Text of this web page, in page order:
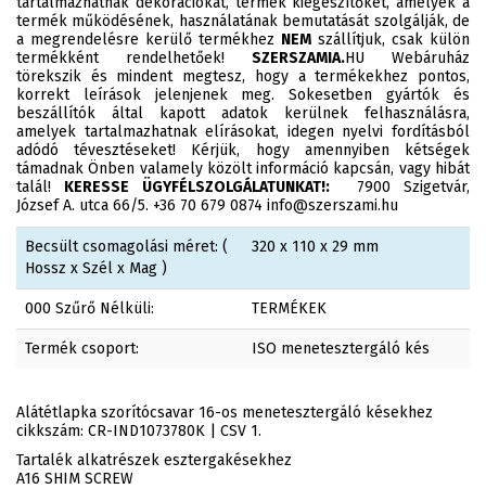
termék működésének, használatának bemutatását szolgálják, de
a megrendelésre kerülő termékhez NEM szállítjuk, csak külön
termékként rendelhetőek! SZERSZAMIA.HU Webáruház
törekszik és mindent megtesz, hogy a termékekhez pontos,
korrekt leírások jelenjenek meg. Sokesetben gyártók és
beszállítók által kapott adatok kerülnek felhasználásra,
amelyek tartalmazhatnak elírásokat, idegen nyelvi fordításból
adódó tévesztéseket! Kérjük, hogy amennyiben kétségek
támadnak Önben valamely közölt információ kapcsán, vagy hibát
talál! KERESSE ÜGYFÉLSZOLGÁLATUNKAT!:7900 Szigetvár,
József A. utca 66/5. +36 70 679 0874 info@szerszami.hu
Becsült csomagolási méret: (
Hossz x Szél x Mag )
320 x 110 x 29 mm
000 Szűrő Nélküli: TERMÉKEK
Termék csoport: ISO menetesztergáló kés
Alátétlapka szorítócsavar 16-os menetesztergáló késekhez
cikkszám: CR-IND1073780K | CSV 1.
Tartalék alkatrészek esztergakésekhez
A16 SHIM SCREW